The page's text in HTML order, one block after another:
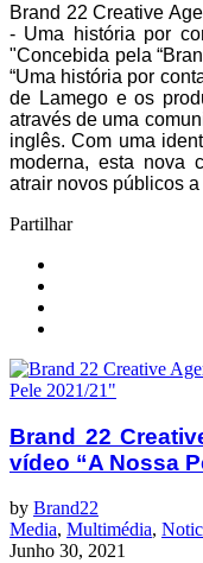
Brand 22 Creative
- Uma história por
"Concebida pela
“Uma história por
de Lamego e os
através de uma
inglês. Com uma
moderna, esta nova
atrair novos públicos
Partilhar
Brand 22
vídeo “A Nossa
by Brand22
Media, Multimédia,
Junho 30, 2021